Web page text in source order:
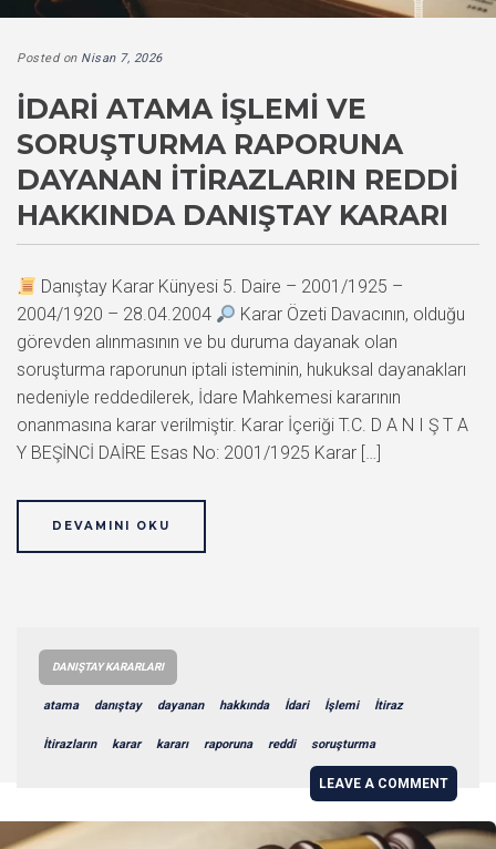
Posted on Nisan 7, 2026
İDARI ATAMA İŞLEMI VE
SORUŞTURMA RAPORUNA
DAYANAN İTIRAZLARIN REDDI
HAKKINDA DANIŞTAY KARARI
Danıştay Karar Künyesi 5. Daire – 2001/1925 –
2004/1920 – 28.04.2004
Karar Özeti Davacının, olduğu
görevden alınmasının ve bu duruma dayanak olan
soruşturma raporunun iptali isteminin, hukuksal dayanakları
nedeniyle reddedilerek, İdare Mahkemesi kararının
onanmasına karar verilmiştir. Karar İçeriği T.C. D A N I Ş T A
Y BEŞİNCİ DAİRE Esas No: 2001/1925 Karar […]
DEVAMINI OKU
DANIŞTAY KARARLARI
atama danıştay dayanan hakkında İdari İşlemi İtiraz
İtirazların karar kararı raporuna reddi soruşturma
LEAVE A COMMENT